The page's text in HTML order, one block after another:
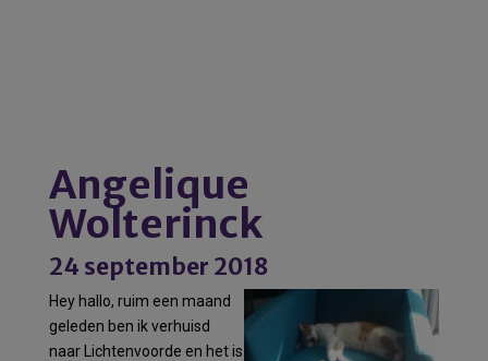
Angelique
Wolterinck
24 september 2018
Hey hallo, ruim een maand
geleden ben ik verhuisd
naar Lichtenvoorde en het is